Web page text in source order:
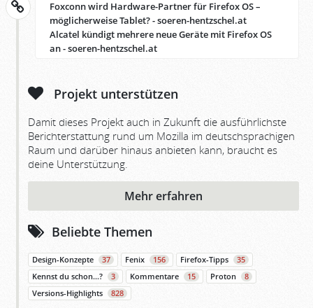
Foxconn wird Hardware-Partner für Firefox OS –
möglicherweise Tablet? - soeren-hentzschel.at
Alcatel kündigt mehrere neue Geräte mit Firefox OS
an - soeren-hentzschel.at
Projekt unterstützen
Damit dieses Projekt auch in Zukunft die ausführlichste
Berichterstattung rund um Mozilla im deutschsprachigen
Raum und darüber hinaus anbieten kann, braucht es
deine Unterstützung.
Mehr erfahren
Beliebte Themen
Design-Konzepte 37 Fenix 156 Firefox-Tipps
35
Kennst du schon…?
3 Kommentare 15 Proton
8
Versions-Highlights
828